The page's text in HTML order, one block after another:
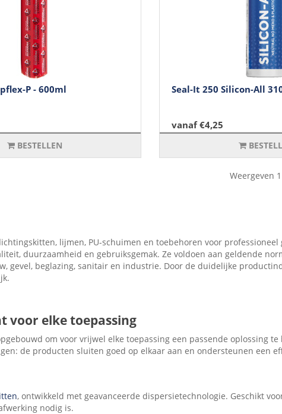
P - 600ml
BESTELLEN
Seal-It 250 Silicon-All
vanaf €4,25
Weergeven
lijmen, PU-schuimen en toebehoren voor
duurzaamheid en gebruiksgemak. Ze voldoen aan geldende
gevel, beglazing, sanitair en industrie. Door de duidelijke
voor elke toepassing
om voor vrijwel elke toepassing een passende oplossing
de producten sluiten goed op elkaar aan en ondersteunen een
, ontwikkeld met geavanceerde dispersietechnologie. Geschikt
nodig is.